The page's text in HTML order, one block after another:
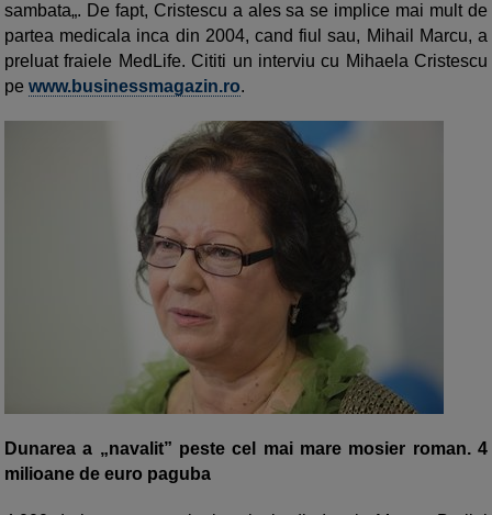
sambata„. De fapt, Cristescu a ales sa se implice mai mult de
partea medicala inca din 2004, cand fiul sau, Mihail Marcu, a
preluat fraiele MedLife. Cititi un interviu cu Mihaela Cristescu
pe www.businessmagazin.ro.
Dunarea a „navalit” peste cel mai mare mosier roman. 4
milioane de euro paguba